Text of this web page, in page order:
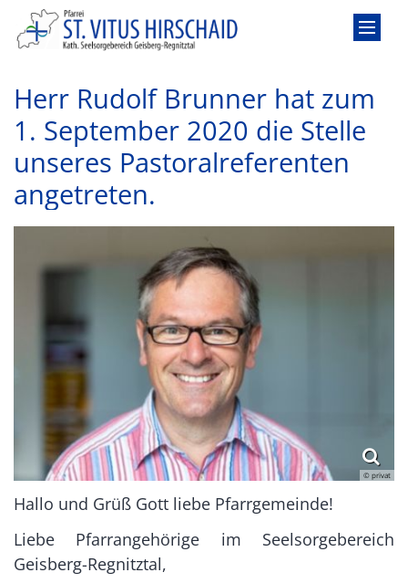
Zum Inhalt springen
Herr Rudolf Brunner hat zum
1. September 2020 die Stelle
unseres Pastoralreferenten
angetreten.
© privat
Hallo und Grüß Gott liebe Pfarrgemeinde!
Liebe Pfarrangehörige im Seelsorgebereich
Geisberg-Regnitztal,